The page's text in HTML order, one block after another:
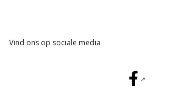
Vind ons op sociale media